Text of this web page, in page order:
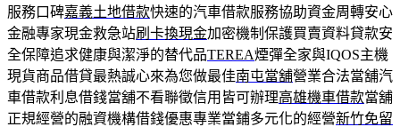
服務口碑嘉義土地借款快速的汽車借款服務協助資金周轉安心
金融專家現金救急站刷卡換現金加密機制保護買賣資料貸款安
全保障追求健康與潔淨的替代品TEREA煙彈全家與IQOS主機
現貨商品借貸最熱誠心來為您做最佳南屯當舖營業合法當舖汽
車借款利息借錢當舖不看聯徵信用皆可辦理高雄機車借款當舖
正規經營的融資機構借錢優惠專業當鋪多元化的經營新竹免留